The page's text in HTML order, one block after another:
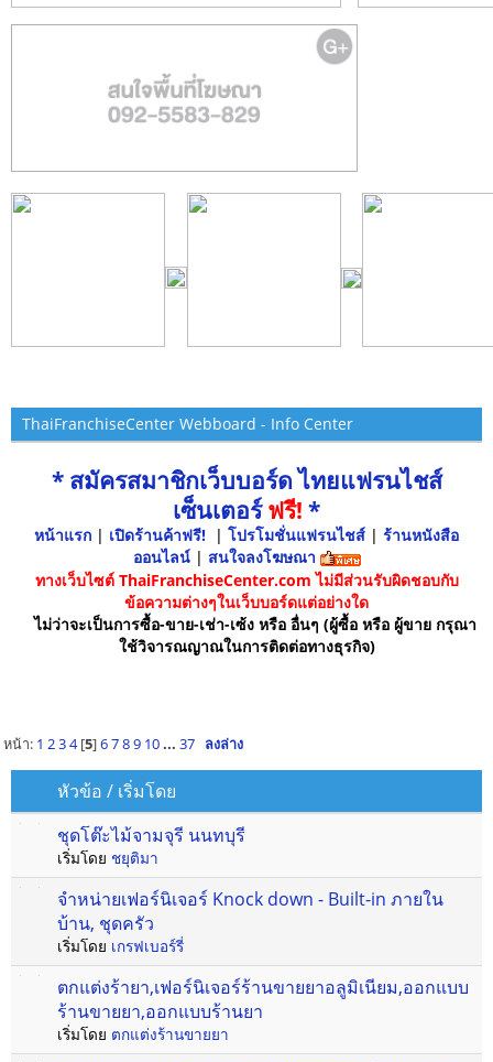
ThaiFranchiseCenter Webboard - Info Center
* สมัครสมาชิกเว็บบอร์ด ไทยแฟรนไชส์
เซ็นเตอร์ฟรี! *
หน้าแรก | เปิดร้านค้าฟรี! | โปรโมชั่นแฟรนไชส์ | ร้านหนังสือ
ออนไลน์ | สนใจลงโฆษณา
ทางเว็บไซต์ ThaiFranchiseCenter.com ไม่มีส่วนรับผิดชอบกับ
ข้อความต่างๆในเว็บบอร์ดแต่อย่างใด
ไม่ว่าจะเป็นการซื้อ-ขาย-เช่า-เซ้ง หรือ อื่นๆ (ผู้ซื้อ หรือ ผู้ขาย กรุณา
ใช้วิจารณญาณในการติดต่อทางธุรกิจ)
หน้า: 1 2 3 4[5]6 7 8 9 10 ... 37 ลงล่าง
หัวข้อ / เริ่มโดย
ชุดโต๊ะไม้จามจุรี นนทบุรี
เริ่มโดย ชยุติมา
จำหน่ายเฟอร์นิเจอร์ Knock down - Built-in ภายใน
บ้าน, ชุดครัว
เริ่มโดย เกรฟเบอร์รี่
ตกแต่งร้ายา,เฟอร์นิเจอร์ร้านขายยาอลูมิเนียม,ออกแบบ
ร้านขายยา,ออกแบบร้านยา
เริ่มโดย ตกแต่งร้านขายยา